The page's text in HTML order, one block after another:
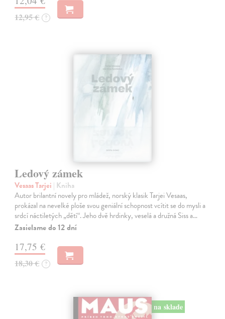
12,95 € ?
Ledový zámek
Vesaas Tarjei | Kniha
Autor brilantní novely pro mládež, norský klasik Tarjei Vesaas,
prokázal na nevelké ploše svou geniální schopnost vcítit se do mysli a
srdcí náctiletých „dětí“. Jeho dvě hrdinky, veselá a družná Siss a…
Zasielame do 12 dní
17,75 €
18,30 € ?
na sklade